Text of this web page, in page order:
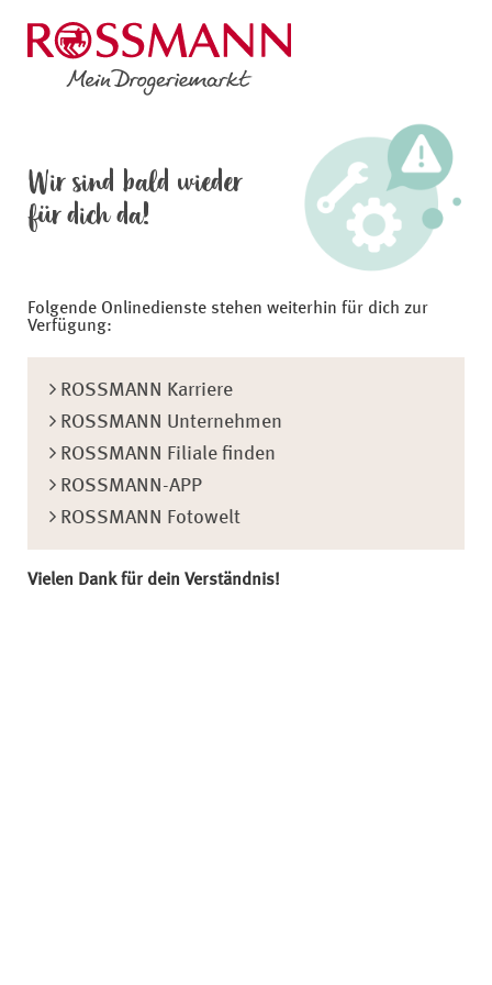
Wir sind bald wieder
für dich da!
Folgende Onlinedienste stehen weiterhin für dich zur
Verfügung:
ROSSMANN Karriere
ROSSMANN Unternehmen
ROSSMANN Filiale finden
ROSSMANN-APP
ROSSMANN Fotowelt
Vielen Dank für dein Verständnis!